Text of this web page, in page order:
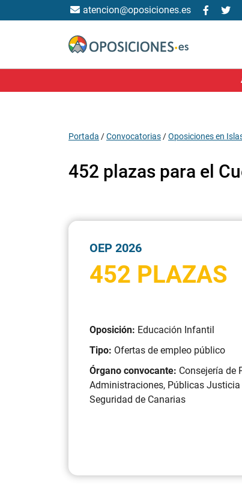
atencion@oposiciones.es
Portada /Convocatorias /Oposiciones en
452 plazas para el
OEP 2026
452 PLAZAS
Oposición: Educación Infantil
Tipo: Ofertas de empleo público
Órgano convocante: Consejería de
Administraciones, Públicas Justicia
Seguridad de Canarias